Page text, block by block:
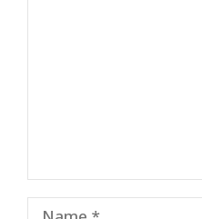
Name